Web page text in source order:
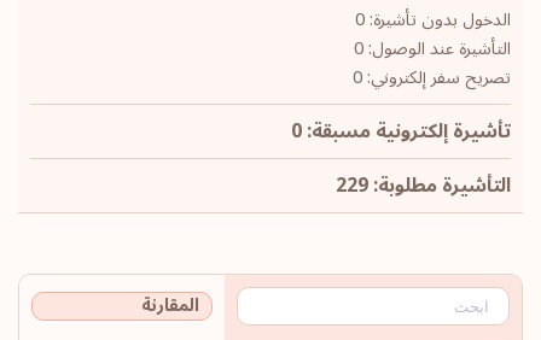
الدخول بدون تأشيرة: 0
التأشيرة عند الوصول: 0
تصريح سفر إلكتروني: 0
تأشيرة إلكترونية مسبقة: 0
التأشيرة مطلوبة: 229
المقارنة